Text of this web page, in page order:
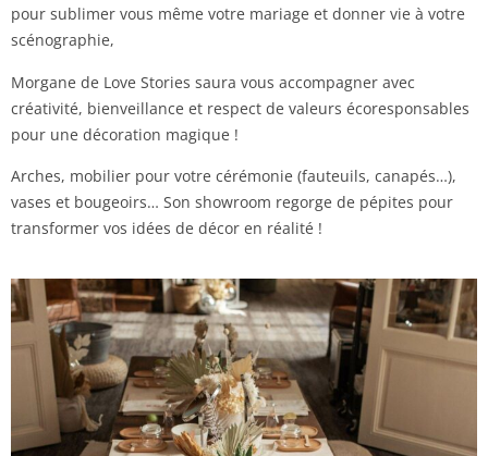
pour sublimer vous même votre mariage et donner vie à votre
scénographie,
Morgane de Love Stories saura vous accompagner avec
créativité, bienveillance et respect de valeurs écoresponsables
pour une décoration magique !
Arches, mobilier pour votre cérémonie (fauteuils, canapés…),
vases et bougeoirs… Son showroom regorge de pépites pour
transformer vos idées de décor en réalité !